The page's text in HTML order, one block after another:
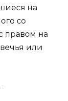
на
со
правом на
или